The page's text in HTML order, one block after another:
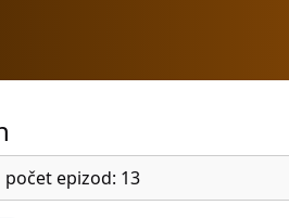
počet epizod: 13